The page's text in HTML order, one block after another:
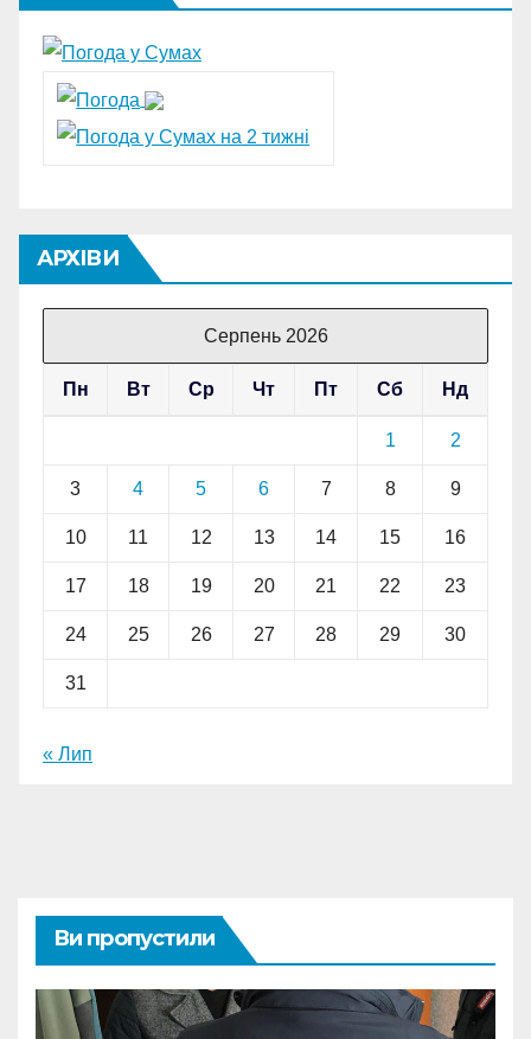
АРХІВИ
Серпень 2026
Пн Вт Ср Чт Пт Сб Нд
1 2
3 4 5 6 7 8 9
10 11 12 13 14 15 16
17 18 19 20 21 22 23
24 25 26 27 28 29 30
31
« Лип
Ви пропустили